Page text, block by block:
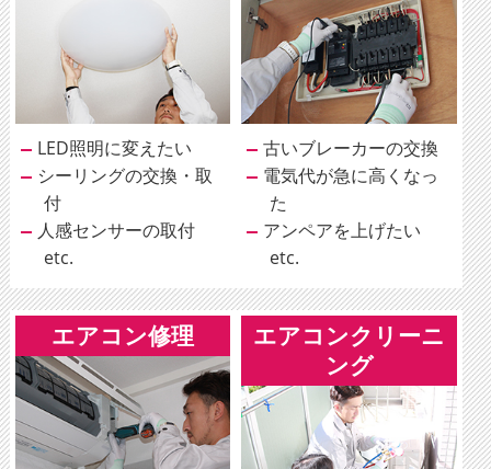
LED照明に変えたい
シーリングの交換・取
付
人感センサーの取付
etc.
古いブレーカーの交換
電気代が急に高くなっ
た
アンペアを上げたい
etc.
エアコン修理
エアコンクリーニ
ング